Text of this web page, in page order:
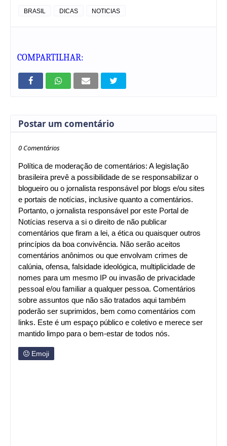
BRASIL DICAS NOTICIAS
COMPARTILHAR:
Postar um comentário
0 Comentários
Política de moderação de comentários: A legislação
brasileira prevê a possibilidade de se responsabilizar o
blogueiro ou o jornalista responsável por blogs e/ou sites
e portais de notícias, inclusive quanto a comentários.
Portanto, o jornalista responsável por este Portal de
Notícias reserva a si o direito de não publicar
comentários que firam a lei, a ética ou quaisquer outros
princípios da boa convivência. Não serão aceitos
comentários anônimos ou que envolvam crimes de
calúnia, ofensa, falsidade ideológica, multiplicidade de
nomes para um mesmo IP ou invasão de privacidade
pessoal e/ou familiar a qualquer pessoa. Comentários
sobre assuntos que não são tratados aqui também
poderão ser suprimidos, bem como comentários com
links. Este é um espaço público e coletivo e merece ser
mantido limpo para o bem-estar de todos nós.
Emoji